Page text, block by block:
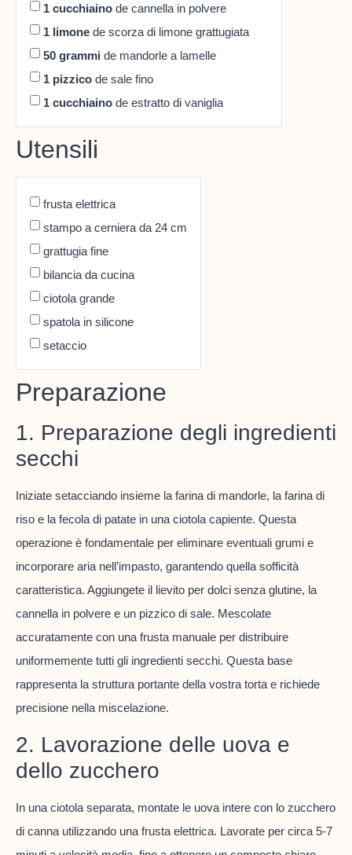
1 cucchiaino de cannella in polvere
1 limone de scorza di limone grattugiata
50 grammi de mandorle a lamelle
1 pizzico de sale fino
1 cucchiaino de estratto di vaniglia
Utensili
frusta elettrica
stampo a cerniera da 24 cm
grattugia fine
bilancia da cucina
ciotola grande
spatola in silicone
setaccio
Preparazione
1. Preparazione degli ingredienti
secchi
Iniziate setacciando insieme la farina di mandorle, la farina di
riso e la fecola di patate in una ciotola capiente. Questa
operazione è fondamentale per eliminare eventuali grumi e
incorporare aria nell’impasto, garantendo quella sofficità
caratteristica. Aggiungete il lievito per dolci senza glutine, la
cannella in polvere e un pizzico di sale. Mescolate
accuratamente con una frusta manuale per distribuire
uniformemente tutti gli ingredienti secchi. Questa base
rappresenta la struttura portante della vostra torta e richiede
precisione nella miscelazione.
2. Lavorazione delle uova e
dello zucchero
In una ciotola separata, montate le uova intere con lo zucchero
di canna utilizzando una frusta elettrica. Lavorate per circa 5-7